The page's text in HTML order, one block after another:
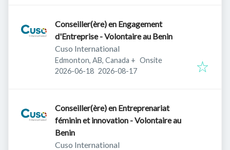
Conseiller(ère) en Engagement
d'Entreprise - Volontaire au Benin
Cuso International
Edmonton, AB, Canada + Onsite
Published:
2026-06-18 Expires:
2026-08-17
Conseiller(ère) en Entreprenariat
féminin et innovation - Volontaire au
Benin
Cuso International